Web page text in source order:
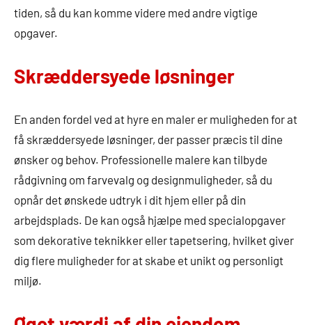
tiden, så du kan komme videre med andre vigtige
opgaver.
Skræddersyede løsninger
En anden fordel ved at hyre en maler er muligheden for at
få skræddersyede løsninger, der passer præcis til dine
ønsker og behov. Professionelle malere kan tilbyde
rådgivning om farvevalg og designmuligheder, så du
opnår det ønskede udtryk i dit hjem eller på din
arbejdsplads. De kan også hjælpe med specialopgaver
som dekorative teknikker eller tapetsering, hvilket giver
dig flere muligheder for at skabe et unikt og personligt
miljø.